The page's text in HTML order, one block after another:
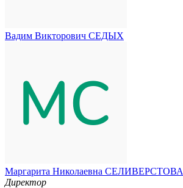
Вадим Викторович СЕДЫХ
Маргарита Николаевна СЕЛИВЕРСТОВА
Директор